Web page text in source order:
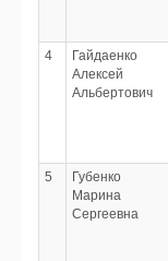
4
Гайдаенко
Алексей
Альбертович
5
Губенко
Марина
Сергеевна